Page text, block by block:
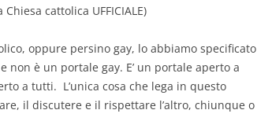
cattolica UFFICIALE)
oppure persino gay, lo abbiamo specificato
è un portale gay. E’ un portale aperto a
a tutti. L’unica cosa che lega in questo
il discutere e il rispettare l’altro, chiunque o